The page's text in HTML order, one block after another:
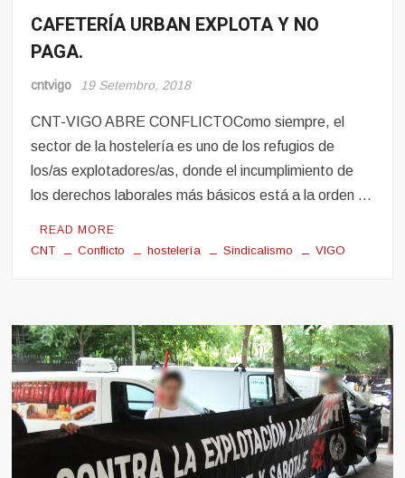
Conflito
Hosteleria
CAFETERÍA URBAN EXPLOTA Y NO
PAGA.
cntvigo 19 Setembro, 2018
CNT-VIGO ABRE CONFLICTOComo siempre, el
sector de la hostelería es uno de los refugios de
los/as explotadores/as, donde el incumplimiento de
los derechos laborales más básicos está a la orden …
READ MORE
CNT Conflicto hostelería Sindicalismo VIGO